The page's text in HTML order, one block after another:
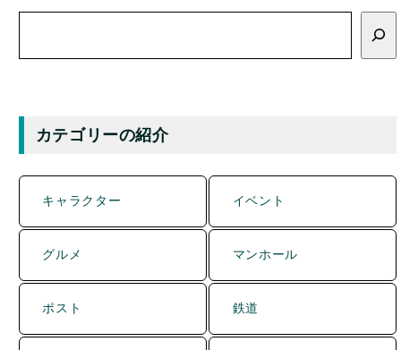
キャラクター イベント
グルメ マンホール
ポスト 鉄道
風景 詳しく知りたい